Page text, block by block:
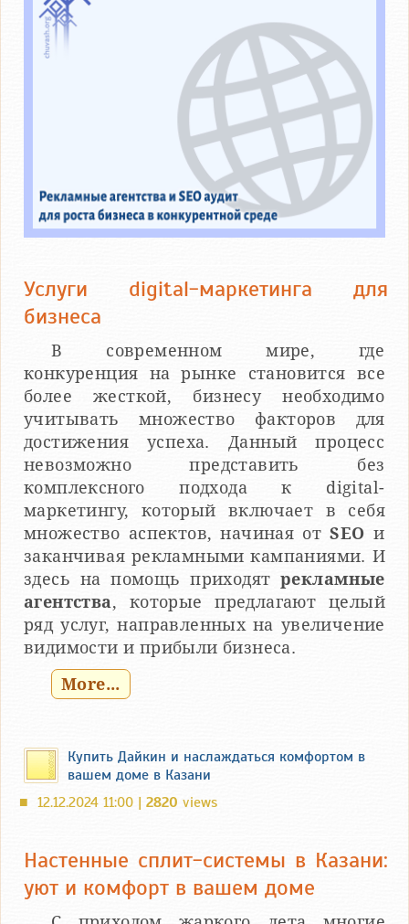
Услуги digital-маркетинга для
бизнеса
В современном мире, где
конкуренция на рынке становится все
более жесткой, бизнесу необходимо
учитывать множество факторов для
достижения успеха. Данный процесс
невозможно представить без
комплексного подхода к digital-
маркетингу, который включает в себя
множество аспектов, начиная отSEO и
заканчивая рекламными кампаниями. И
здесь на помощь приходят рекламные
агентства, которые предлагают целый
ряд услуг, направленных на увеличение
видимости и прибыли бизнеса.
More...
Купить Дайкин и наслаждаться комфортом в
вашем доме в Казани
■ 12.12.2024 11:00 | 2820 views
Настенные сплит-системы в Казани:
уют и комфорт в вашем доме